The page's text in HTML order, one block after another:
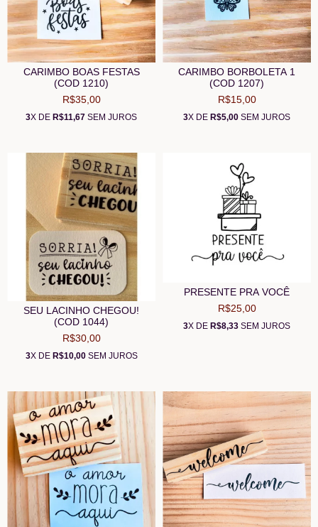
CARIMBO BOAS FESTAS
(COD 1210)
R$35,00
3X DE R$11,67 SEM JUROS
CARIMBO BORBOLETA 1
(COD 1207)
R$15,00
3X DE R$5,00 SEM JUROS
SEU LACINHO CHEGOU!
(COD 1044)
R$30,00
3X DE R$10,00SEM JUROS
PRESENTE PRA VOCÊ
R$25,00
3X DE R$8,33 SEM JUROS